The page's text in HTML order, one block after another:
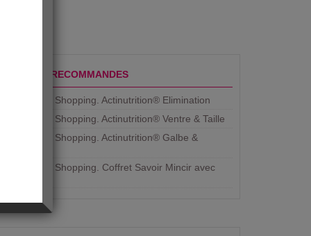
PRODUITS RECOMMANDES
Aujourdhui Shopping. Actinutrition® Elimination
Aujourdhui Shopping. Actinutrition® Ventre & Taille
Aujourdhui Shopping. Actinutrition® Galbe &
Aujourdhui Shopping. ​Coffret Savoir Mincir avec